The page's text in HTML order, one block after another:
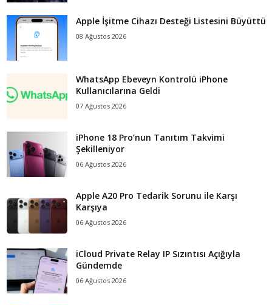
Apple İşitme Cihazı Desteği Listesini Büyüttü
08 Ağustos 2026
WhatsApp Ebeveyn Kontrolü iPhone
Kullanıcılarına Geldi
07 Ağustos 2026
iPhone 18 Pro’nun Tanıtım Takvimi
Şekilleniyor
06 Ağustos 2026
Apple A20 Pro Tedarik Sorunu ile Karşı
Karşıya
06 Ağustos 2026
iCloud Private Relay IP Sızıntısı Açığıyla
Gündemde
06 Ağustos 2026